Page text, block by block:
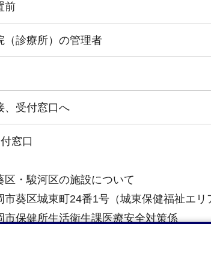
前
（診療所）の管理者
、受付窓口へ
窓口
・駿河区の施設について
市葵区城東町24番1号（城東保健福祉エリ
市保健所生活衛生課医療安全対策係